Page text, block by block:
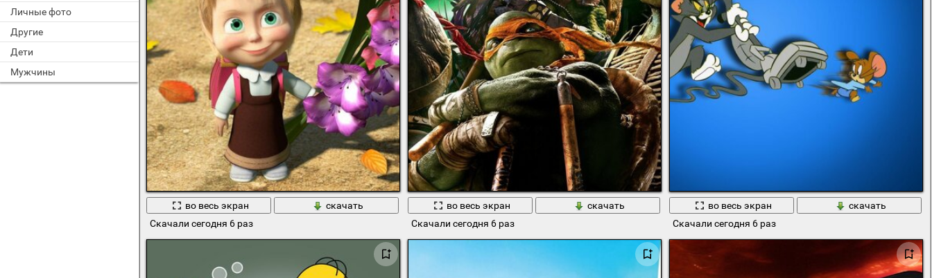
Личные фото
Другие
Дети
Мужчины
во весь экран
скачать
Скачали сегодня 6 раз
во весь экран
скачать
Скачали сегодня 6 раз
во весь экран
скачать
Скачали сегодня 6 раз